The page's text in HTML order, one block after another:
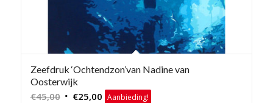
Zeefdruk ‘Ochtendzon’van Nadine van
Oosterwijk
€45,00 Oorspronkelijke
€25,00Huidige
Aanbieding!